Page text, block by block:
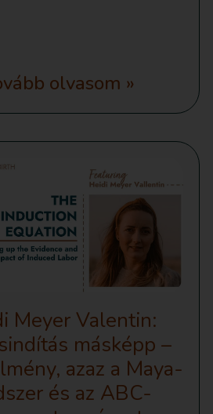
olvasom »
Meyer Valentin:
másképp –
azaz a Maya-
és az ABC-